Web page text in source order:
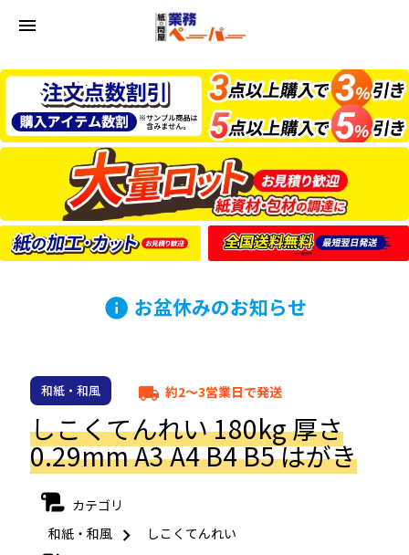
menu
info お盆休みのお知らせ
和紙・和風 local_shipping 約2～3営業日で発送
しこくてんれい 180kg 厚さ
0.29mm A3 A4 B4 B5 はがき
カテゴリ
和紙・和風
しこくてんれい